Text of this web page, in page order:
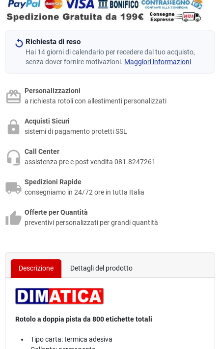
Richiesta di reso
Hai 14 giorni di calendario per recedere dal tuo acquisto,
senza dover fornire motivazioni. Maggiori informazioni
Personalizzazioni
a richiesta rotoli con allestimenti personalizzati
Acquisti Sicuri
sistemi di pagamento protetti SSL
Call Center
assistenza pre e post vendita 081.8247261
Spedizioni Rapide
consegniamo in 24/72 ore in tutta Italia
Offerte per Quantità
preventivi personalizzati per grandi quantità
Descrizione Dettagli del prodotto
Rotolo a doppia pista da 800 etichette totali
Tipo carta: termica adesiva